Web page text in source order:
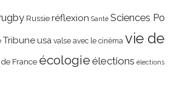
Russie réflexion Santé Sciences Po
Tribune usa valse avec le cinéma vie de
de France écologie élections élections